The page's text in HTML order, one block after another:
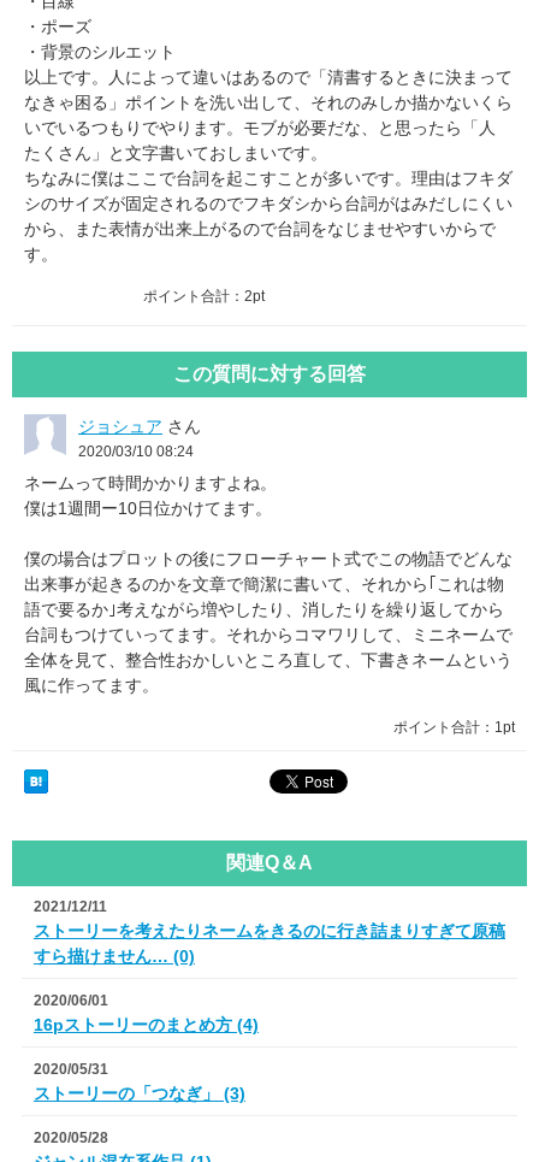
・ポーズ
・背景のシルエット
以上です。人によって違いはあるので「清書するときに決まって
なきゃ困る」ポイントを洗い出して、それのみしか描かないくら
いでいるつもりでやります。モブが必要だな、と思ったら「人
たくさん」と文字書いておしまいです。
ちなみに僕はここで台詞を起こすことが多いです。理由はフキダ
シのサイズが固定されるのでフキダシから台詞がはみだしにくい
から、また表情が出来上がるので台詞をなじませやすいからで
す。
ポイント合計： 2pt
この質問に対する回答
ジョシュア さん
2020/03/10 08:24
ネームって時間かかりますよね。
僕は1週間ー10日位かけてます。
僕の場合はプロットの後にフローチャート式でこの物語でどんな
出来事が起きるのかを文章で簡潔に書いて、それから｢これは物
語で要るか｣考えながら増やしたり、消したりを繰り返してから
台詞もつけていってます。それからコマワリして、ミニネームで
全体を見て、整合性おかしいところ直して、下書きネームという
風に作ってます。
ポイント合計： 1pt
関連Q＆A
2021/12/11
ストーリーを考えたりネームをきるのに行き詰まりすぎて原稿
すら描けません… (0)
2020/06/01
16pストーリーのまとめ方 (4)
2020/05/31
ストーリーの「つなぎ」 (3)
2020/05/28